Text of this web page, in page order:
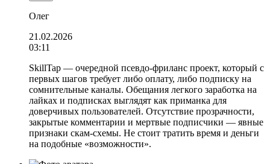
Олег
21.02.2026
03:11
SkillTap — очередной псевдо-фриланс проект, который с
первых шагов требует либо оплату, либо подписку на
сомнительные каналы. Обещания легкого заработка на
лайках и подписках выглядят как приманка для
доверчивых пользователей. Отсутствие прозрачности,
закрытые комментарии и мертвые подписчики — явные
признаки скам-схемы. Не стоит тратить время и деньги
на подобные «возможности».